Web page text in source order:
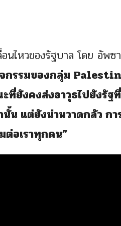
ไหวของรัฐบาล โดย อัพซ
กรรมของกลุ่ม
ที่ยังคงส่งอาวุธไปยังรัฐ
น แต่ยังน่าหวาดกลัว กา
ต่อเราทุกคน”